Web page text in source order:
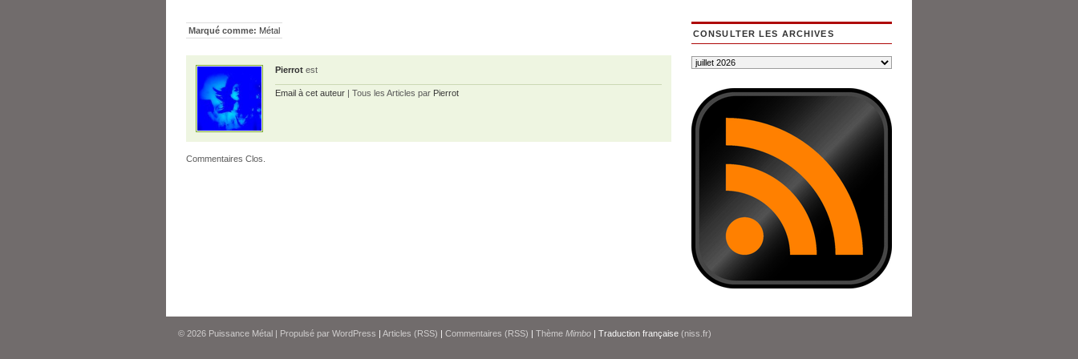
Marqué comme: Métal
Pierrot est
Email à cet auteur | Tous les Articles par Pierrot
Commentaires Clos.
CONSULTER LES ARCHIVES
© 2026 Puissance Métal | Propulsé par WordPress | Articles (RSS) | Commentaires (RSS) | Thème Mimbo | Traduction française (niss.fr)